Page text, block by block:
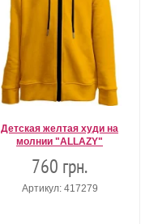
Детская желтая худи на
молнии "ALLAZY"
760 грн.
Артикул: 417279